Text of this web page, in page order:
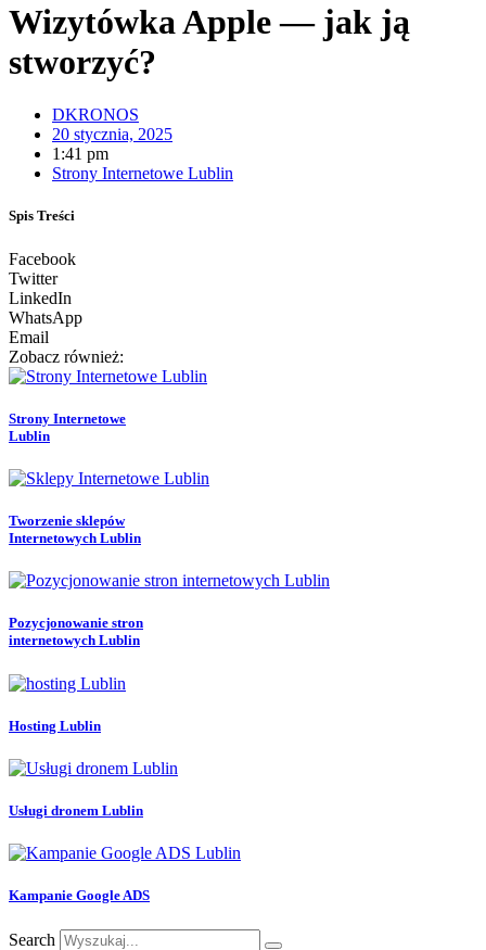
Wizytówka Apple — jak ją
stworzyć?
DKRONOS
20 stycznia, 2025
1:41 pm
Strony Internetowe Lublin
Spis Treści
Facebook
Twitter
LinkedIn
WhatsApp
Email
Zobacz również:
Strony Internetowe
Lublin
Tworzenie sklepów
Internetowych Lublin
Pozycjonowanie stron
internetowych Lublin
Hosting Lublin
Usługi dronem Lublin
Kampanie Google ADS
Search